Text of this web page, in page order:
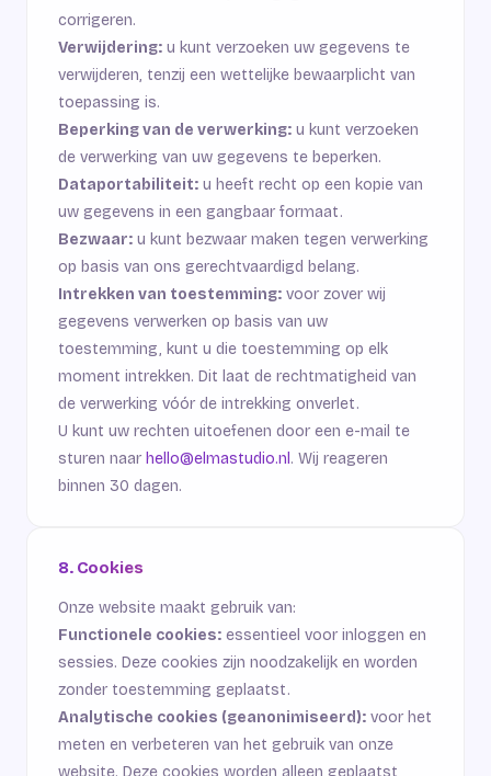
corrigeren.
Verwijdering: u kunt verzoeken uw gegevens te
verwijderen, tenzij een wettelijke bewaarplicht van
toepassing is.
Beperking van de verwerking: u kunt verzoeken
de verwerking van uw gegevens te beperken.
Dataportabiliteit: u heeft recht op een kopie van
uw gegevens in een gangbaar formaat.
Bezwaar: u kunt bezwaar maken tegen verwerking
op basis van ons gerechtvaardigd belang.
Intrekken van toestemming: voor zover wij
gegevens verwerken op basis van uw
toestemming, kunt u die toestemming op elk
moment intrekken. Dit laat de rechtmatigheid van
de verwerking vóór de intrekking onverlet.
U kunt uw rechten uitoefenen door een e-mail te
sturen naar hello@elmastudio.nl . Wij reageren
binnen 30 dagen.
8. Cookies
Onze website maakt gebruik van:
Functionele cookies: essentieel voor inloggen en
sessies. Deze cookies zijn noodzakelijk en worden
zonder toestemming geplaatst.
Analytische cookies (geanonimiseerd): voor het
meten en verbeteren van het gebruik van onze
website. Deze cookies worden alleen geplaatst